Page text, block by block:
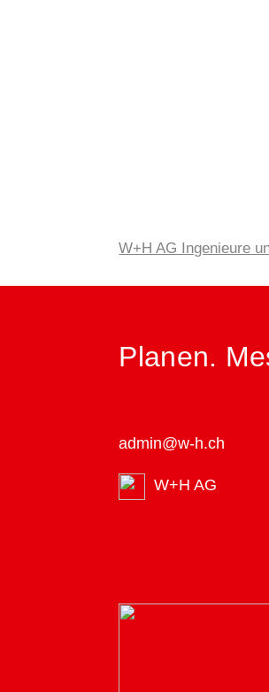
W+H AG Ingenieure
Planen.
admin@w-h.ch
W+H AG